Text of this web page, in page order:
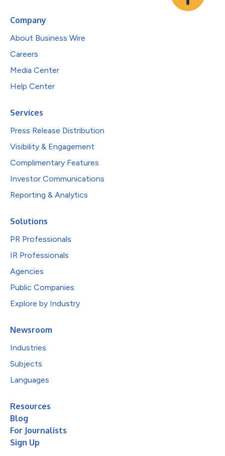
Company
About Business Wire
Careers
Media Center
Help Center
Services
Press Release Distribution
Visibility & Engagement
Complimentary Features
Investor Communications
Reporting & Analytics
Solutions
PR Professionals
IR Professionals
Agencies
Public Companies
Explore by Industry
Newsroom
Industries
Subjects
Languages
Resources
Blog
For Journalists
Sign Up